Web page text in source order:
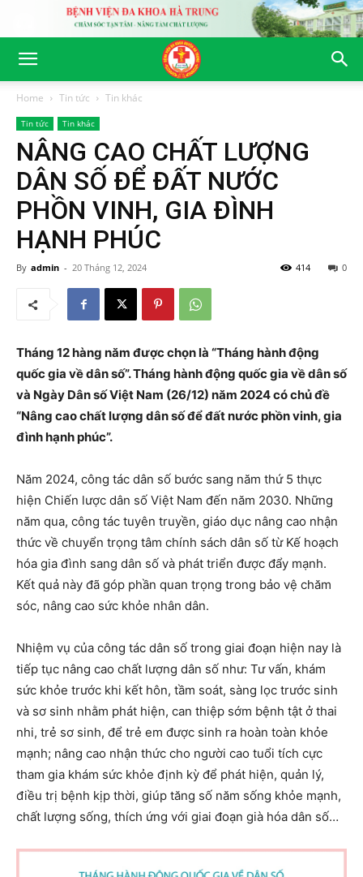
Home Tin tức Tin khác
Tin tức Tin khác
NÂNG CAO CHẤT LƯỢNG
DÂN SỐ ĐỂ ĐẤT NƯỚC
PHỒN VINH, GIA ĐÌNH
HẠNH PHÚC
By admin - 20 Tháng 12, 2024 0
414
Tháng 12 hàng năm được chọn là “Tháng hành động
quốc gia về dân số”. Tháng hành động quốc gia về dân số
và Ngày Dân số Việt Nam (26/12) năm 2024 có chủ đề
“Nâng cao chất lượng dân số để đất nước phồn vinh, gia
đình hạnh phúc”.
Năm 2024, công tác dân số bước sang năm thứ 5 thực
hiện Chiến lược dân số Việt Nam đến năm 2030. Những
năm qua, công tác tuyên truyền, giáo dục nâng cao nhận
thức về chuyển trọng tâm chính sách dân số từ Kế hoạch
hóa gia đình sang dân số và phát triển được đẩy mạnh.
Kết quả này đã góp phần quan trọng trong bảo vệ chăm
sóc, nâng cao sức khỏe nhân dân.
Nhiệm vụ của công tác dân số trong giai đoạn hiện nay là
tiếp tục nâng cao chất lượng dân số như: Tư vấn, khám
sức khỏe trước khi kết hôn, tầm soát, sàng lọc trước sinh
và sơ sinh nhằm phát hiện, can thiệp sớm bệnh tật ở thai
nhi, trẻ sơ sinh, để trẻ em được sinh ra hoàn toàn khỏe
mạnh; nâng cao nhận thức cho người cao tuổi tích cực
tham gia khám sức khỏe định kỳ để phát hiện, quản lý,
điều trị bệnh kịp thời, giúp tăng số năm sống khỏe mạnh,
chất lượng sống, thích ứng với giai đoạn già hóa dân số…